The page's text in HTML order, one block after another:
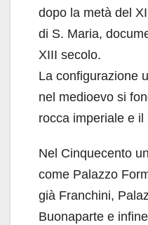
dopo la metà del
di S. Maria,
XIII secolo.
La configurazione
nel medioevo si
rocca imperiale e il
Nel Cinquecento
come Palazzo
già Franchini,
Buonaparte e